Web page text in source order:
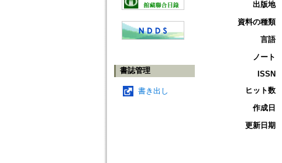
書誌管理
書き出し
出版地
資料の種類
言語
ノート
ISSN
ヒット数
作成日
更新日期